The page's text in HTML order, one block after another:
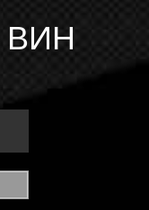
ВИН